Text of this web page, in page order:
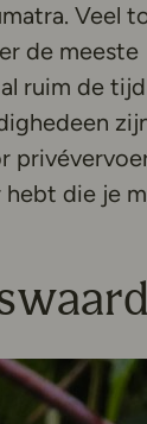
Veel
de meeste
ruim de
die je